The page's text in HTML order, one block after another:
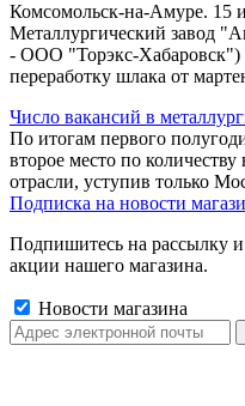
Комсомольск-на-Амуре.
Металлургический завод
- ООО "Торэкс-Хабаровск")
переработку шлака от
Число вакансий в
По итогам первого
второе место по
отрасли, уступив только
Подписка на новости
Подпишитесь на рассылку
акции нашего магазина.
Новости магазина